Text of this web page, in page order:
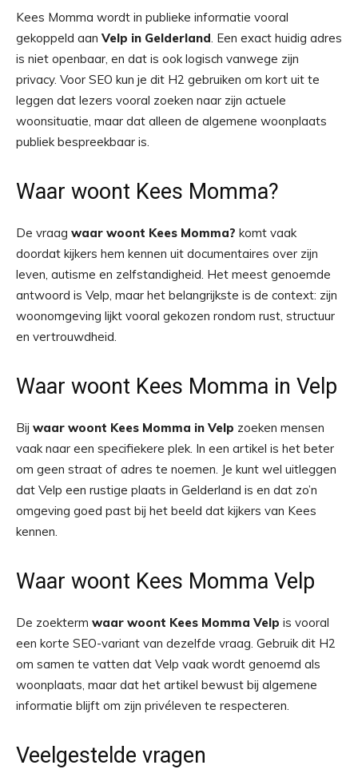
Kees Momma wordt in publieke informatie vooral
gekoppeld aan Velp in Gelderland. Een exact huidig adres
is niet openbaar, en dat is ook logisch vanwege zijn
privacy. Voor SEO kun je dit H2 gebruiken om kort uit te
leggen dat lezers vooral zoeken naar zijn actuele
woonsituatie, maar dat alleen de algemene woonplaats
publiek bespreekbaar is.
Waar woont Kees Momma?
De vraag waar woont Kees Momma? komt vaak
doordat kijkers hem kennen uit documentaires over zijn
leven, autisme en zelfstandigheid. Het meest genoemde
antwoord is Velp, maar het belangrijkste is de context: zijn
woonomgeving lijkt vooral gekozen rondom rust, structuur
en vertrouwdheid.
Waar woont Kees Momma in Velp
Bij waar woont Kees Momma in Velp zoeken mensen
vaak naar een specifiekere plek. In een artikel is het beter
om geen straat of adres te noemen. Je kunt wel uitleggen
dat Velp een rustige plaats in Gelderland is en dat zo’n
omgeving goed past bij het beeld dat kijkers van Kees
kennen.
Waar woont Kees Momma Velp
De zoekterm waar woont Kees Momma Velp is vooral
een korte SEO-variant van dezelfde vraag. Gebruik dit H2
om samen te vatten dat Velp vaak wordt genoemd als
woonplaats, maar dat het artikel bewust bij algemene
informatie blijft om zijn privéleven te respecteren.
Veelgestelde vragen